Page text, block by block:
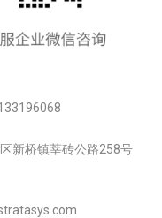
新桥镇莘砖公路258号